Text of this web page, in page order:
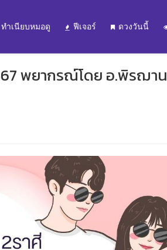
ทำเนียบหมอดู ฟีเจอร์ ดวงวันนี้
พยากรณ์โดย อ.พิรฌาน